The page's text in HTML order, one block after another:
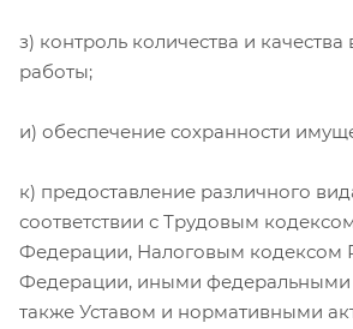
з) контроль количества и
работы;
и) обеспечение сохранности
к) предоставление различного
соответствии с Трудовым
Федерации, Налоговым кодексом
Федерации, иными федеральными
также Уставом и нормативными